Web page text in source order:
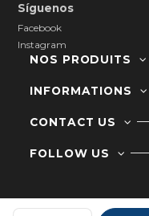
Síguenos
Facebook
Instagram
NOS PRODUITS
INFORMATIONS
CONTACT US
FOLLOW US